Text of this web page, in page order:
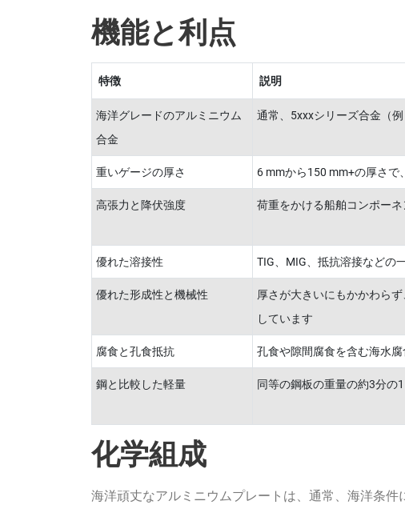
機能と利点
特徴 説明
海洋グレードのアルミニウム
合金
通常、5xxxシリーズ合金（
重いゲージの厚さ 6 mmから150 mm+の厚さで
高張力と降伏強度 荷重をかける船舶コンポー
優れた溶接性 TIG、MIG、抵抗溶接などの
優れた形成性と機械性
厚さが大きいにもかかわら
しています
腐食と孔食抵抗 孔食や隙間腐食を含む海水
鋼と比較した軽量 同等の鋼板の重量の約3分の1
化学組成
海洋頑丈なアルミニウムプレートは、通常、海洋条